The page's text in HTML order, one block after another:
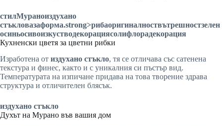
стилМураноиздухано
стъкловазаформа.strong>рибаоригиналноствътрешностзелен
осиньосивоизкустводекорациясолифлорадекорация
Кухненски цветя за цветни рибки
Изработена от издухано стъкло, тя се отличава със сатенена
текстура и финес, както и с уникалния си пъстър вид.
Температурата на изпичане придава на това творение здрава
структура и отличителен блясък.
издухано стъкло
Духът на Мурано във вашия дом